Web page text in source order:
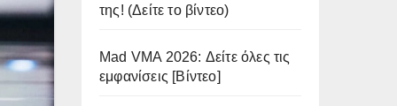
της! (Δείτε το βίντεο)
Mad VMA 2026: Δείτε όλες τις
εμφανίσεις [Βίντεο]